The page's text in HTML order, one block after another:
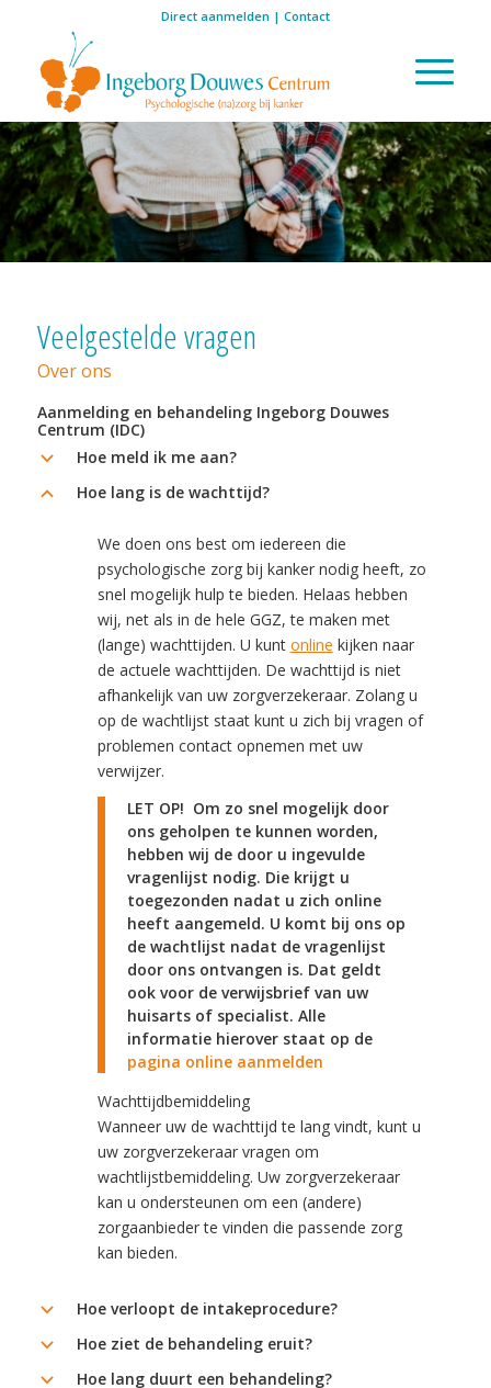
Direct aanmelden | Contact
Veelgestelde vragen
Over ons
Aanmelding en behandeling Ingeborg Douwes
Centrum (IDC)
b Hoe meld ik me aan?
B Hoe lang is de wachttijd?
We doen ons best om iedereen die
psychologische zorg bij kanker nodig heeft, zo
snel mogelijk hulp te bieden. Helaas hebben
wij, net als in de hele GGZ, te maken met
(lange) wachttijden. U kunt online kijken naar
de actuele wachttijden. De wachttijd is niet
afhankelijk van uw zorgverzekeraar. Zolang u
op de wachtlijst staat kunt u zich bij vragen of
problemen contact opnemen met uw
verwijzer.
LET OP! Om zo snel mogelijk door
ons geholpen te kunnen worden,
hebben wij de door u ingevulde
vragenlijst nodig. Die krijgt u
toegezonden nadat u zich online
heeft aangemeld. U komt bij ons op
de wachtlijst nadat de vragenlijst
door ons ontvangen is. Dat geldt
ook voor de verwijsbrief van uw
huisarts of specialist. Alle
informatie hierover staat op de
pagina online aanmelden
Wachttijdbemiddeling
Wanneer uw de wachttijd te lang vindt, kunt u
uw zorgverzekeraar vragen om
wachtlijstbemiddeling. Uw zorgverzekeraar
kan u ondersteunen om een (andere)
zorgaanbieder te vinden die passende zorg
kan bieden.
b Hoe verloopt de intakeprocedure?
b Hoe ziet de behandeling eruit?
b Hoe lang duurt een behandeling?